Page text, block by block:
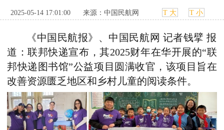
国内 国际
行业
2025-05-14 17:01:00 来源：中国民航网 T 大 T 小
《中国民航报》、中国民航网 记者钱擘 报
道：联邦快递宣布，其2025财年在华开展的“联
邦快递图书馆”公益项目圆满收官，该项目旨在
改善资源匮乏地区和乡村儿童的阅读条件。